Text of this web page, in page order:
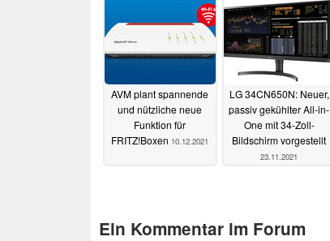
AVM plant spannende
und nützliche neue
Funktion für
FRITZ!Boxen 10.12.2021
LG 34CN650N: Neuer,
passiv gekühlter All-in-
One mit 34-Zoll-
Bildschirm vorgestellt
23.11.2021
Ein Kommentar im Forum